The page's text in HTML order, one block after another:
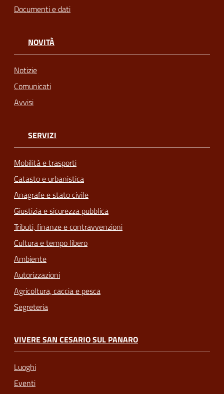
Documenti e dati
NOVITÀ
Notizie
Comunicati
Avvisi
SERVIZI
Mobilità e trasporti
Catasto e urbanistica
Anagrafe e stato civile
Giustizia e sicurezza pubblica
Tributi, finanze e contravvenzioni
Cultura e tempo libero
Ambiente
Autorizzazioni
Agricoltura, caccia e pesca
Segreteria
VIVERE SAN CESARIO SUL PANARO
Luoghi
Eventi